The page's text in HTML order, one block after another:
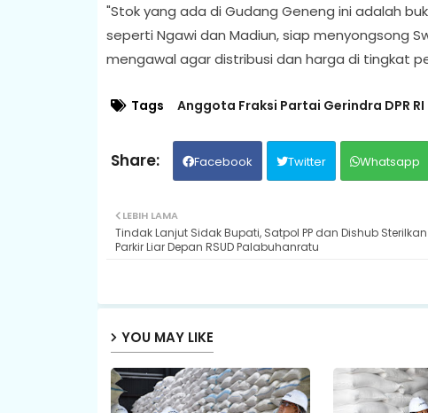
"Stok yang ada di Gudang Geneng ini adalah
seperti Ngawi dan Madiun, siap menyongsong
mengawal agar distribusi dan harga di tingkat
Tags Anggota Fraksi Partai Gerindra DPR RI
Facebook Twitter Whatsapp
LEBIH LAMA
Tindak Lanjut Sidak Bupati, Satpol PP dan Dishub Sterilkan
Parkir Liar Depan RSUD Palabuhanratu
YOU MAY LIKE